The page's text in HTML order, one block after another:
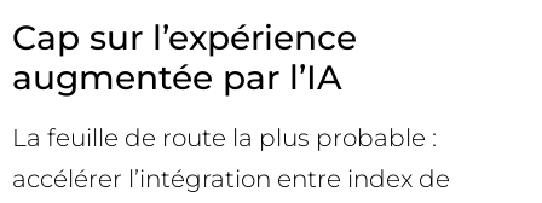
Cap sur l’expérience
augmentée par l’IA
La feuille de route la plus probable :
accélérer l’intégration entre index de